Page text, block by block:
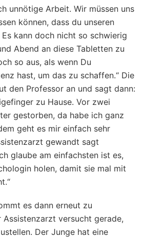
unnötige Arbeit. Wir müssen uns
können, dass du unseren
kann doch nicht so schwierig
Abend an diese Tabletten zu
so aus, als wenn Du
hast, um das zu schaffen.“ Die
den Professor an und sagt dann:
zu Hause. Vor zwei
gestorben, da habe ich ganz
geht es mir einfach sehr
gewandt sagt
glaube am einfachsten ist es,
holen, damit sie mal mit
es dann erneut zu
Assistenzarzt versucht gerade,
Der Junge hat eine